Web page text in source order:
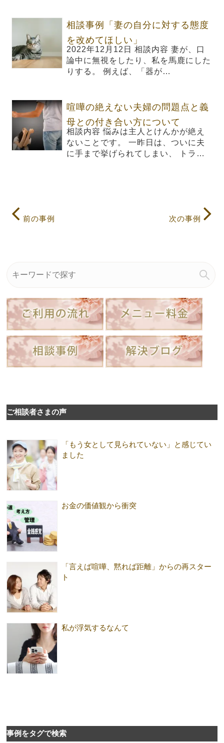
相談事例「妻の自分に対する態度
を改めてほしい」
2022年12月12日 相談内容 妻が、口
論中に無視をしたり、私を馬鹿にした
りする。 例えば、「器が…
喧嘩の絶えない夫婦の問題点と義
母との付き合い方について
相談内容 悩みは主人とけんかが絶え
ないことです。 一昨日は、ついに夫
に手まで挙げられてしまい、 トラ…
前の事例 次の事例
ご相談者さまの声
「もう女として見られていない」と感じてい
ました
お金の価値観から衝突
「言えば喧嘩、黙れば距離」からの再スター
ト
私が浮気するなんて
事例をタグで検索